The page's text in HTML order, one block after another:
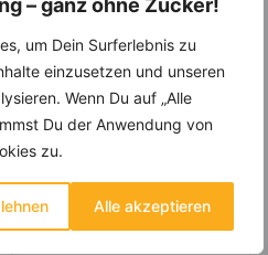
um Dein Surferlebnis zu
einzusetzen und unseren
Wenn Du auf „Alle
Du der Anwendung von
zu.
Alle akzeptieren